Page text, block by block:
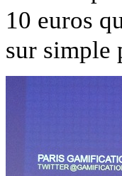
10 euros
sur simple